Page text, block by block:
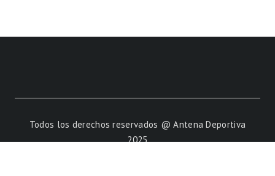
Todos los derechos reservados @ Antena Deportiva
2025